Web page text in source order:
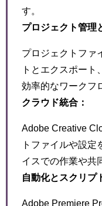
す。
プロジェクト管理
プロジェクトファ
トとエクスポート
効率的なワークフ
クラウド統合：
Adobe Creative
トファイルや設
イスでの作業や共
自動化とスクリプ
Adobe Premiere